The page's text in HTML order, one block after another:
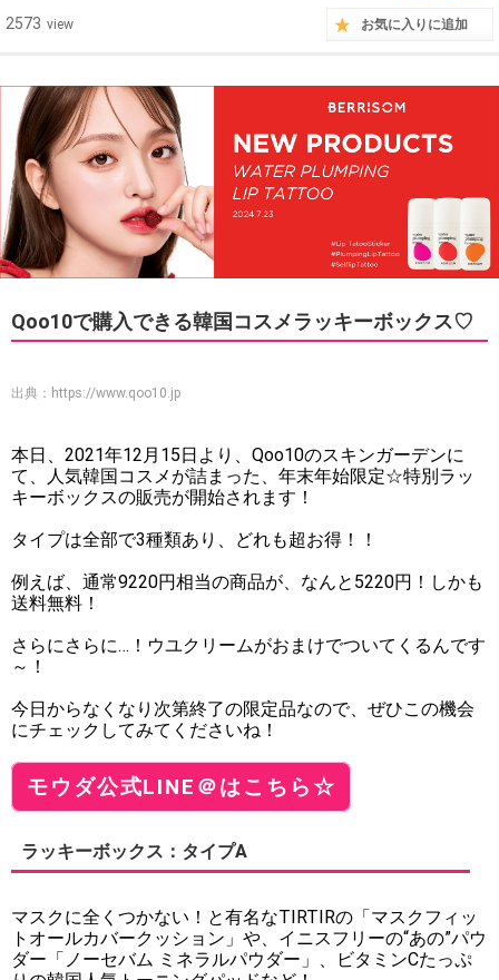
2573 view お気に入りに追加
Qoo10で購入できる韓国コスメラッキーボックス♡
出典： https://www.qoo10.jp
本日、2021年12月15日より、Qoo10のスキンガーデンに
て、人気韓国コスメが詰まった、年末年始限定☆特別ラッ
キーボックスの販売が開始されます！
タイプは全部で3種類あり、どれも超お得！！
例えば、通常9220円相当の商品が、なんと5220円！しかも
送料無料！
さらにさらに…！ウユクリームがおまけでついてくるんです
～！
今日からなくなり次第終了の限定品なので、ぜひこの機会
にチェックしてみてくださいね！
モウダ公式LINE＠はこちら☆
ラッキーボックス：タイプA
マスクに全くつかない！と有名なTIRTIRの「マスクフィッ
トオールカバークッション」や、イニスフリーの“あの”パウ
ダー「ノーセバム ミネラルパウダー」、ビタミンCたっぷ